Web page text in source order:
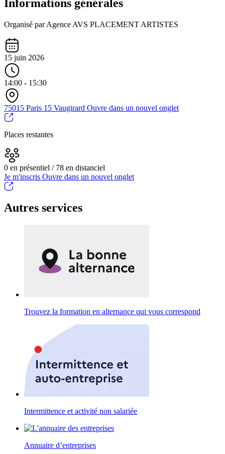
Informations générales
Organisé par Agence AVS PLACEMENT ARTISTES
15 juin 2026
14:00 - 15:30
75015 Paris 15 Vaugirard Ouvre dans un nouvel onglet
Places restantes
0 en présentiel / 78 en distanciel
Je m'inscris Ouvre dans un nouvel onglet
Autres services
Trouvez la formation en alternance qui vous correspond
Intermittence et activité non salariée
Annuaire d’entreprises